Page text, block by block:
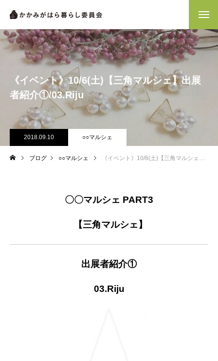
《イベント》10/6(土)【三角マルシェ】出展
者紹介①/03.Riju
2018.09.10 ○○マルシェ
ブログ ○○マルシェ 《イベント》10/6(土)【三角マルシェ】出展者紹介①/03.Riju
〇〇マルシェ PART3
【三角マルシェ】
出展者紹介①
03.Riju